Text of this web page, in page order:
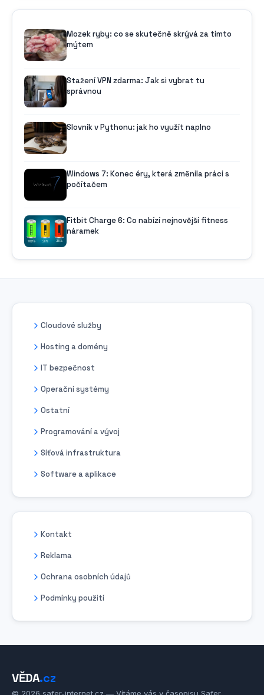
Mozek ryby: co se skutečně skrývá za tímto
mýtem
Stažení VPN zdarma: Jak si vybrat tu
správnou
Slovník v Pythonu: jak ho využít naplno
Windows 7: Konec éry, která změnila práci s
počítačem
Fitbit Charge 6: Co nabízí nejnovější fitness
náramek
Cloudové služby
Hosting a domény
IT bezpečnost
Operační systémy
Ostatní
Programování a vývoj
Síťová infrastruktura
Software a aplikace
Kontakt
Reklama
Ochrana osobních údajů
Podmínky použití
VĚDA.cz